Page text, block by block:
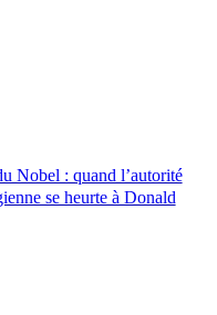
Nobel : quand l’autorité
se heurte à Donald